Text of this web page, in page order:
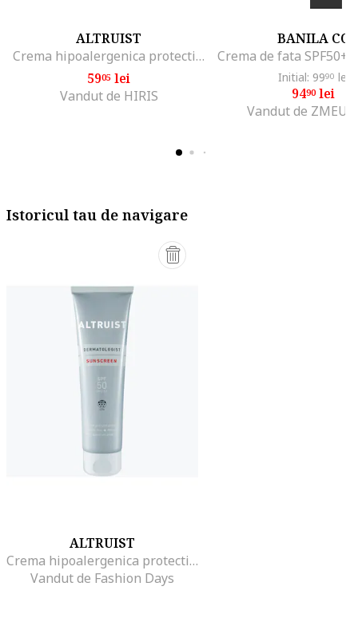
ALTRUIST
Crema hipoalergenica protectie solara Dermatologist Sunscreen SPF50 100 ml
5905 lei
Vandut de HIRIS
BANILA CO
Initial: 9990 lei
9490lei
Vandut de
Istoricul tau de navigare
ALTRUIST
Crema hipoalergenica protectie solara Dermatologist Sunscreen SPF50 100 ml
Vandut de Fashion Days